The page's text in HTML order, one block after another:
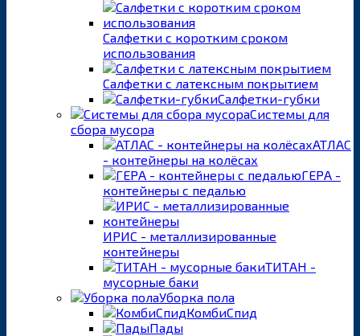
Салфетки с коротким сроком
использования
Салфетки с латексным покрытием
Салфетки-губки
Системы для
сбора мусора
АТЛАС
- контейнеры на колёсах
ГЕРА -
контейнеры с педалью
ИРИС - металлизированные
контейнеры
ТИТАН -
мусорные баки
Уборка пола
КомбиСпид
Пады